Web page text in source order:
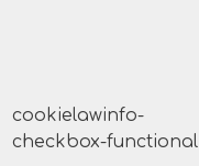
cookielawinfo-
checkbox-functional